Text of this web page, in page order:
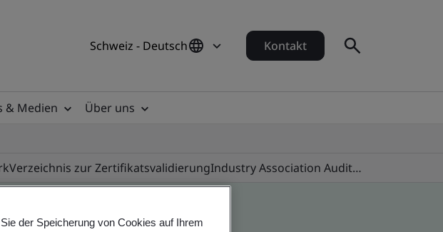
Schweiz - Deutsch Kontakt
& Medien
Über uns
Verzeichnis zur Zertifikatsvalidierung Industry Association Audit Programmes
der Speicherung von Cookies auf Ihrem